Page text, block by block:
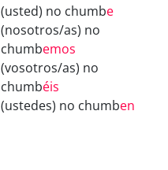
(usted) no chumbe
(nosotros/as) no
chumbemos
(vosotros/as) no
chumbéis
(ustedes) no chumben